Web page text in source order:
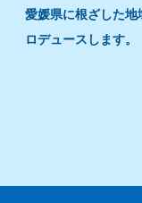
愛媛県に根ざした
ロデュースします。